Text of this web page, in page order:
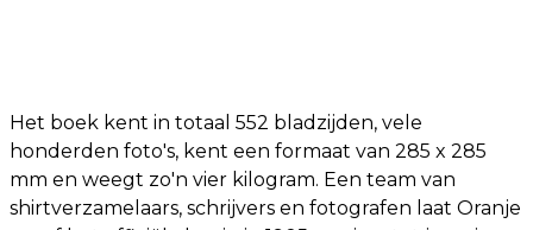
Het boek kent in totaal 552 bladzijden, vele
honderden foto's, kent een formaat van 285 x 285
mm en weegt zo'n vier kilogram. Een team van
shirtverzamelaars, schrijvers en fotografen laat Oranje